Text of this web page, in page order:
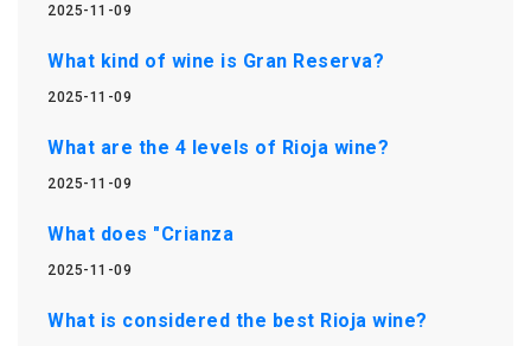
2025-11-09
What kind of wine is Gran Reserva?
2025-11-09
What are the 4 levels of Rioja wine?
2025-11-09
What does "Crianza
2025-11-09
What is considered the best Rioja wine?